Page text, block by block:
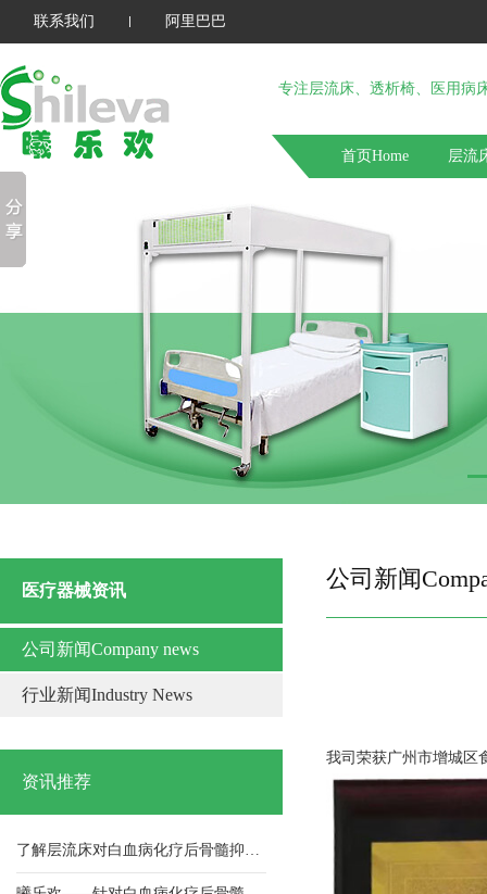
联系我们 阿里巴巴
专注层流床、透析椅、医用病
首页Home 层流
医疗器械资讯
公司新闻Company news
行业新闻Industry News
资讯推荐
中山溶栓床批发
祝贺我司连续获得高新技术企业 证书
公司新闻
我司荣获广州市增城区